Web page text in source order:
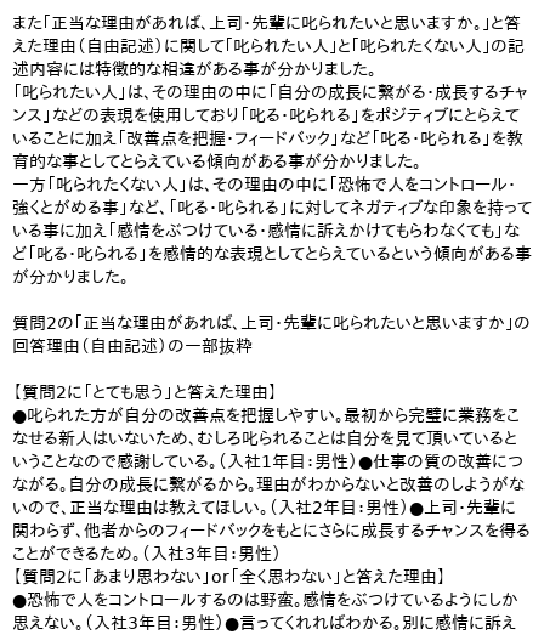
また｢正当な理由があれば、上司・先輩に叱られたいと思いますか。｣と答
えた理由（自由記述）に関して｢叱られたい人｣と｢叱られたくない人｣の記
述内容には特徴的な相違がある事が分かりました。
「叱られたい人」は、その理由の中に「自分の成長に繋がる・成長するチャ
ンス」などの表現を使用しており「叱る・叱られる」をポジティブにとらえて
いることに加え「改善点を把握・フィードバック」など「叱る・叱られる」を教
育的な事としてとらえている傾向がある事が分かりました。
一方「叱られたくない人」は、その理由の中に「恐怖で人をコントロール・
強くとがめる事」など、「叱る・叱られる」に対してネガティブな印象を持って
いる事に加え「感情をぶつけている・感情に訴えかけてもらわなくても」な
ど「叱る・叱られる」を感情的な表現としてとらえているという傾向がある事
が分かりました。
質問2の｢正当な理由があれば、上司・先輩に叱られたいと思いますか｣の
回答理由（自由記述）の一部抜粋
【質問2に「とても思う」と答えた理由】
●叱られた方が自分の改善点を把握しやすい。最初から完璧に業務をこ
なせる新人はいないため、むしろ叱られることは自分を見て頂いていると
いうことなので感謝している。（入社1年目：男性）●仕事の質の改善につ
ながる。自分の成長に繋がるから。理由がわからないと改善のしようがな
いので、正当な理由は教えてほしい。（入社2年目：男性）●上司・先輩に
関わらず、他者からのフィードバックをもとにさらに成長するチャンスを得る
ことができるため。（入社3年目：男性）
【質問2に「あまり思わない」or「全く思わない」と答えた理由】
●恐怖で人をコントロールするのは野蛮。感情をぶつけているようにしか
思えない。（入社3年目：男性）●言ってくれればわかる。別に感情に訴え